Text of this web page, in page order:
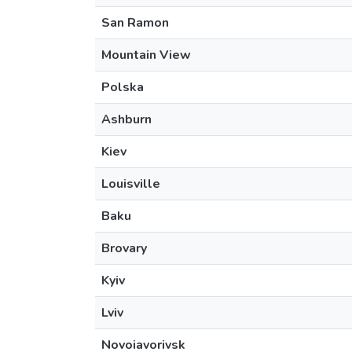
San Ramon
Mountain View
Polska
Ashburn
Kiev
Louisville
Baku
Brovary
Kyiv
Lviv
Novoiavorivsk